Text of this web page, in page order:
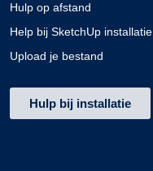
Hulp op afstand
Help bij SketchUp installatie
Upload je bestand
Hulp bij installatie